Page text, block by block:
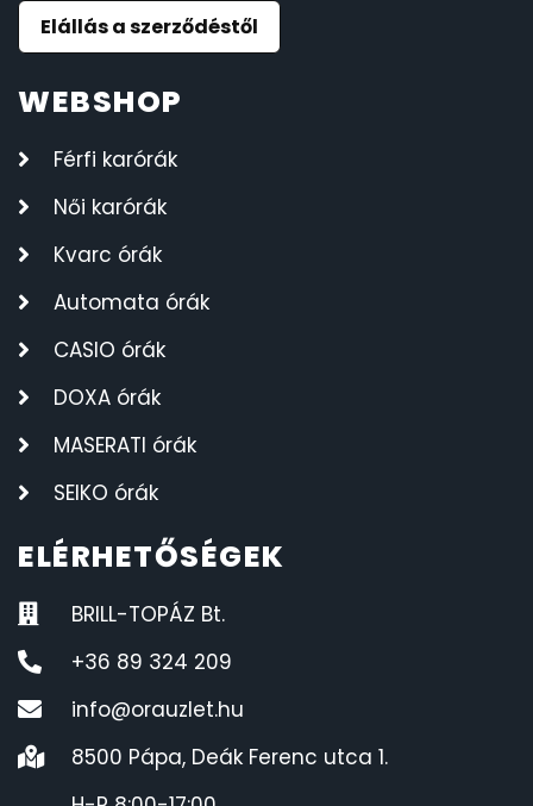
Elállás a szerződéstől
WEBSHOP
Férfi karórák
Női karórák
Kvarc órák
Automata órák
CASIO órák
DOXA órák
MASERATI órák
SEIKO órák
ELÉRHETŐSÉGEK
BRILL-TOPÁZ Bt.
+36 89 324 209
info@orauzlet.hu
8500 Pápa, Deák Ferenc utca 1.